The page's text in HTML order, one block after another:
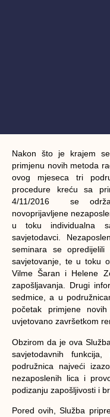
Nakon što je krajem
primjenu novih metoda
ovog mjeseca tri
procedure kreću sa
4/11/2016 se
novoprijavljene
u toku individualna
savjetodavci.
seminara se
savjetovanje, te u toku
Vilme Šaran i Helene
zapošljavanja. Drugi
sedmice, a u
početak primjene
uvjetovano završetkom
Obzirom da je ova
savjetodavnih
podružnica najveći
nezaposlenih lica i
podizanju zapošljivosti i
Pored ovih, Služba